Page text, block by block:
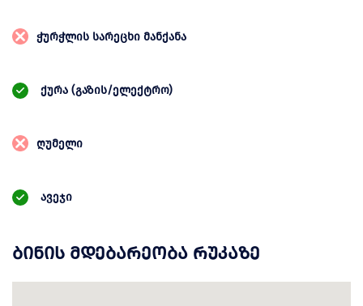
ჭურჭლის სარეცხი მანქანა
ქურა (გაზის/ელექტრო)
ღუმელი
ავეჯი
ბინის მდებარეობა რუკაზე